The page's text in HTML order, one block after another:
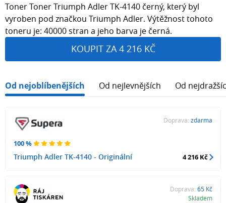
Toner Toner Triumph Adler TK-4140 černý, který byl
vyroben pod značkou Triumph Adler. Výtěžnost tohoto
toneru je: 40000 stran a jeho barva je černá.
KOUPIT ZA 4 216 KČ
Od nejoblíbenějších Od nejlevnějších Od
100 %
Triumph Adler TK-4140 - Originální
Doprava: zdarma
4 216 Kč
Doprava: 65 Kč
Skladem